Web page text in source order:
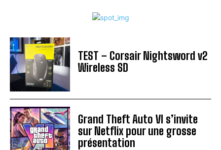
TEST – Corsair Nightsword v2
Wireless SD
Grand Theft Auto VI s’invite
sur Netflix pour une grosse
présentation